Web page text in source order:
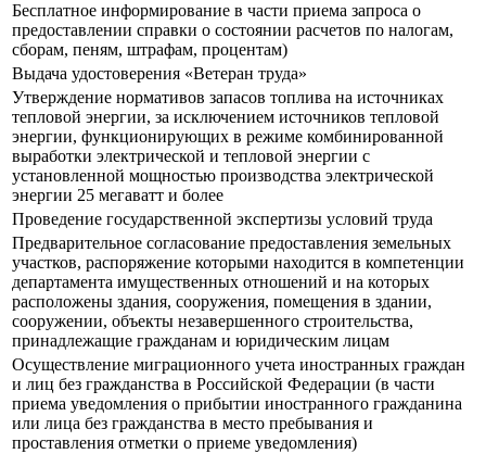
Бесплатное информирование в части приема запроса о
предоставлении справки о состоянии расчетов по налогам,
сборам, пеням, штрафам, процентам)
Выдача удостоверения «Ветеран труда»
Утверждение нормативов запасов топлива на источниках
тепловой энергии, за исключением источников тепловой
энергии, функционирующих в режиме комбинированной
выработки электрической и тепловой энергии с
установленной мощностью производства электрической
энергии 25 мегаватт и более
Проведение государственной экспертизы условий труда
Предварительное согласование предоставления земельных
участков, распоряжение которыми находится в компетенции
департамента имущественных отношений и на которых
расположены здания, сооружения, помещения в здании,
сооружении, объекты незавершенного строительства,
принадлежащие гражданам и юридическим лицам
Осуществление миграционного учета иностранных граждан
и лиц без гражданства в Российской Федерации (в части
приема уведомления о прибытии иностранного гражданина
или лица без гражданства в место пребывания и
проставления отметки о приеме уведомления)